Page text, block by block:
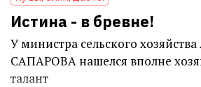
Истина - в бревне!
У министра сельского
САПАРОВА нашелся вполне
талант